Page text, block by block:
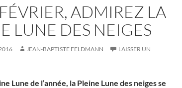
ADMIREZ LA
LUNE DES NEIGES
JEAN-BAPTISTE FELDMANN
LAISSER UN
Lune de l’année, la Pleine Lune des neiges se